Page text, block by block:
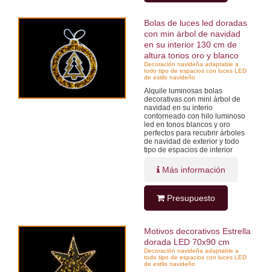
Bolas de luces led doradas
con min árbol de navidad
en su interior 130 cm de
altura tonos oro y blanco
Decoración navideña adaptable a
todo tipo de espacios con luces LED
de estilo navideño
Alquile luminosas bolas
decorativas con mini árbol de
navidad en su interio
contorneado con hilo luminoso
led en tonos blancos y oro
perfectos para recubrir árboles
de navidad de exterior y todo
tipo de espacios de interior
Más información
Presupuesto
Motivos decorativos Estrella
dorada LED 70x90 cm
Decoración navideña adaptable a
todo tipo de espacios con luces LED
de estilo navideño